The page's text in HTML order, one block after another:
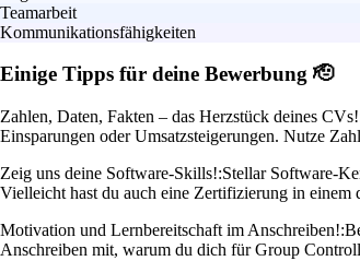
Teamarbeit
Kommunikationsfähigkeiten
Einige Tipps für deine Bewerbung 🫡
Zahlen, Daten, Fakten – das Herzstück deines
Einsparungen oder Umsatzsteigerungen. Nutze
Zeig uns deine Software-Skills!:Stellar Software-
Vielleicht hast du auch eine Zertifizierung in einem
Motivation und Lernbereitschaft im Anschreiben!:
Anschreiben mit, warum du dich für Group